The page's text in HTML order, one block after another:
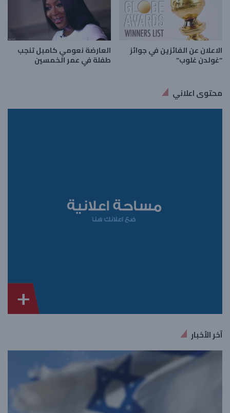
الاعلان عن الفائزين في جوائز
“غولدن غلوب”
العارضة نعومي كامبل تنجب
طفلة في عمر الخمسين
محتوى اعلاني
آخر الأخبار